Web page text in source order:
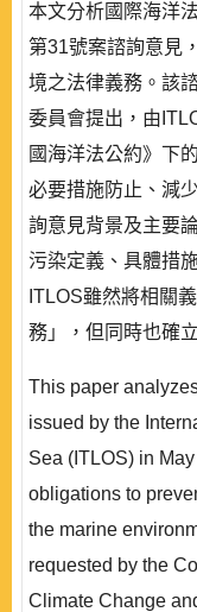
本文分析國際海洋
第31號案諮詢意見
境之法律義務。該
委員會提出，由
國海洋法公約》下
必要措施防止、減
詢意見背景及主要
污染定義、具體措
ITLOS雖然將相關
務」，但同時也確
This paper
issued by the
Sea (ITLOS) in
obligations to
the marine
requested by the
Climate Change